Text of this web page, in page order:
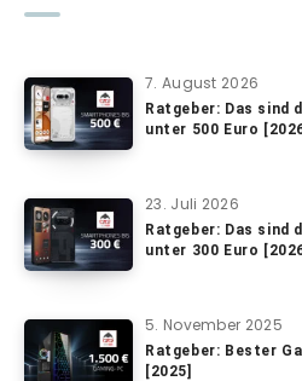
7. August 2026
Ratgeber: Das sind
unter 500 Euro
23. Juli 2026
Ratgeber: Das sind
unter 300 Euro
5. November 2025
Ratgeber: Bester
[2025]